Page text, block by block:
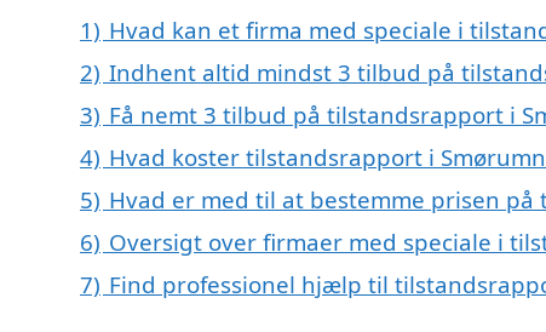
1) Hvad kan et firma med speciale i
2) Indhent altid mindst 3 tilbud på
3) Få nemt 3 tilbud på tilstandsrapport i
4) Hvad koster tilstandsrapport i
5) Hvad er med til at bestemme prisen
6) Oversigt over firmaer med speciale i
7) Find professionel hjælp til